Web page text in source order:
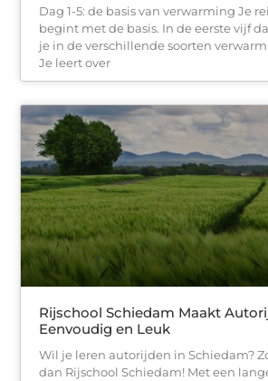
Dag 1-5: de basis van verwarming Je
begint met de basis. In de eerste vijf
je in de verschillende soorten
Je leert over
Rijschool Schiedam Maakt
Eenvoudig en Leuk
Wil je leren autorijden in Schiedam?
dan Rijschool Schiedam! Met een